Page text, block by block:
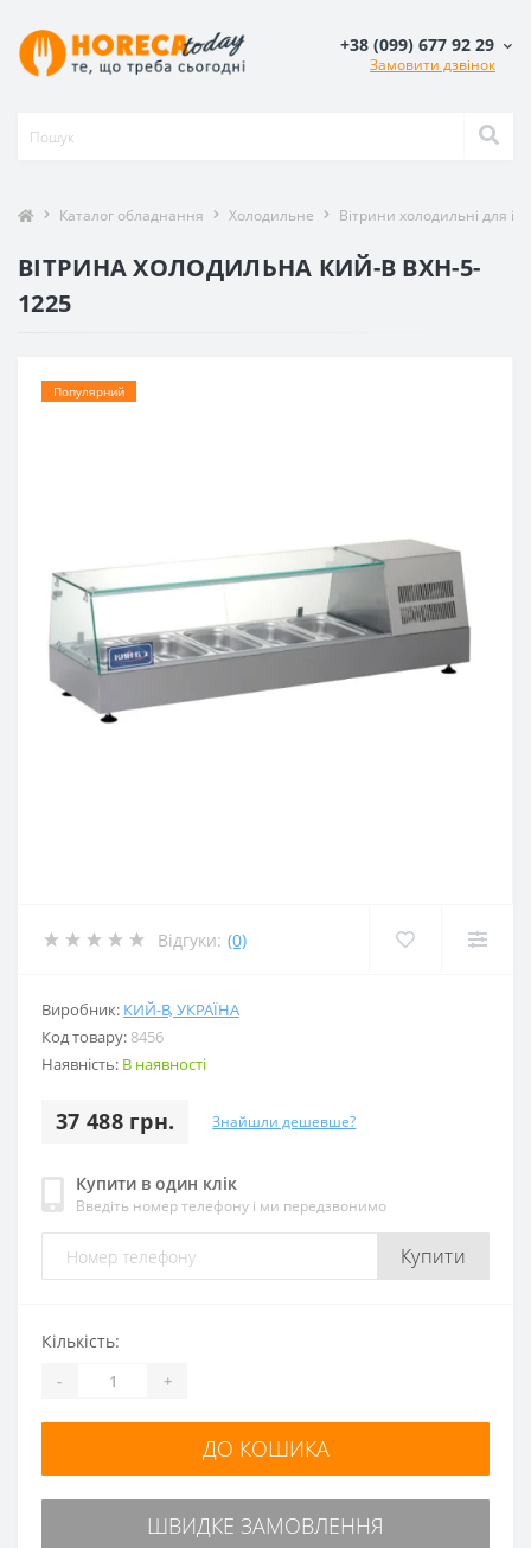
+38 (099) 677 92 29
Замовити дзвінок
Каталог обладнання Холодильне Вітрини холодильні для
ВІТРИНА ХОЛОДИЛЬНА КИЙ-В ВХН-5-
1225
Популярний
Відгуки: (0)
Виробник: КИЙ-В, УКРАЇНА
Код товару: 8456
Наявність: В наявності
37 488 грн. Знайшли дешевше?
Купити в один клік
Введіть номер телефону і ми передзвонимо
Купити
Кількість:
- +
ДО КОШИКА
ШВИДКЕ ЗАМОВЛЕННЯ